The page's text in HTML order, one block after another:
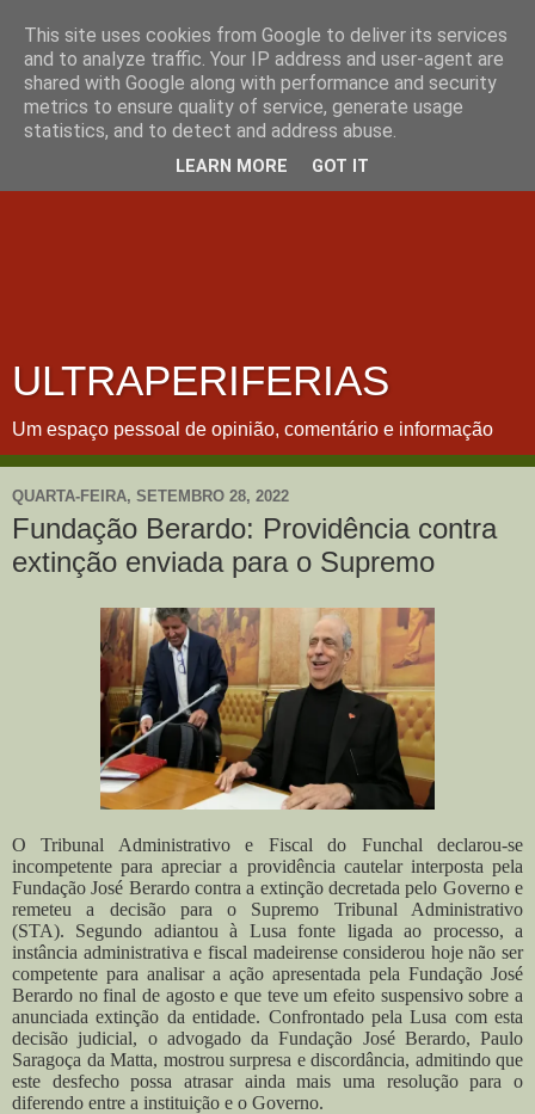
ULTRAPERIFERIAS
Um espaço pessoal de opinião, comentário e informação
QUARTA-FEIRA, SETEMBRO 28, 2022
Fundação Berardo: Providência contra
extinção enviada para o Supremo
O Tribunal Administrativo e Fiscal do Funchal declarou-se
incompetente para apreciar a providência cautelar interposta pela
Fundação José Berardo contra a extinção decretada pelo Governo e
remeteu a decisão para o Supremo Tribunal Administrativo
(STA). Segundo adiantou à Lusa fonte ligada ao processo, a
instância administrativa e fiscal madeirense considerou hoje não ser
competente para analisar a ação apresentada pela Fundação José
Berardo no final de agosto e que teve um efeito suspensivo sobre a
anunciada extinção da entidade. Confrontado pela Lusa com esta
decisão judicial, o advogado da Fundação José Berardo, Paulo
Saragoça da Matta, mostrou surpresa e discordância, admitindo que
este desfecho possa atrasar ainda mais uma resolução para o
diferendo entre a instituição e o Governo.
This site uses cookies from Google to deliver its services
and to analyze traffic. Your IP address and user-agent are
shared with Google along with performance and security
metrics to ensure quality of service, generate usage
statistics, and to detect and address abuse.
LEARN MORE GOT IT